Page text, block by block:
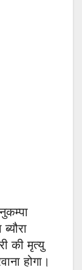
की मृत्यु
होगा।